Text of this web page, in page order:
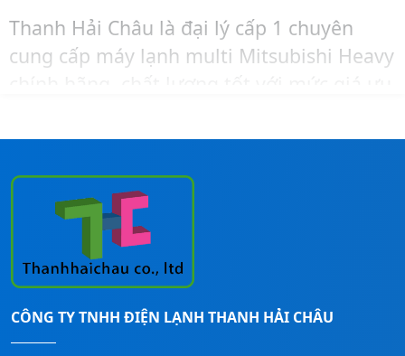
Thanh Hải Châu là đại lý cấp 1 chuyên
cung cấp máy lạnh multi Mitsubishi Heavy
đặt máy lạnh Mitsubishi Heavy trọn gói,
bạn hãy liên hệ ngay đến số
0911260247để được hỗ trợ nhanh nhất!
CÔNG TY TNHH ĐIỆN LẠNH THANH HẢI CHÂU